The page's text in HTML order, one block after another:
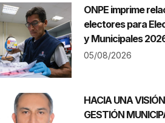
ONPE imprime
electores para
y Municipales
05/08/2026
HACIA UNA
GESTIÓN